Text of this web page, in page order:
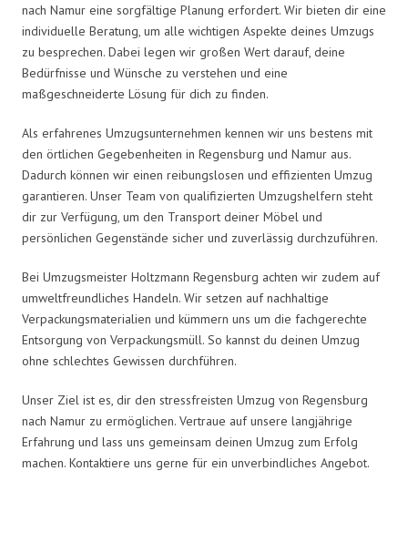
nach Namur eine sorgfältige Planung erfordert. Wir bieten dir eine
individuelle Beratung, um alle wichtigen Aspekte deines Umzugs
zu besprechen. Dabei legen wir großen Wert darauf, deine
Bedürfnisse und Wünsche zu verstehen und eine
maßgeschneiderte Lösung für dich zu finden.
Als erfahrenes Umzugsunternehmen kennen wir uns bestens mit
den örtlichen Gegebenheiten in Regensburg und Namur aus.
Dadurch können wir einen reibungslosen und effizienten Umzug
garantieren. Unser Team von qualifizierten Umzugshelfern steht
dir zur Verfügung, um den Transport deiner Möbel und
persönlichen Gegenstände sicher und zuverlässig durchzuführen.
Bei Umzugsmeister Holtzmann Regensburg achten wir zudem auf
umweltfreundliches Handeln. Wir setzen auf nachhaltige
Verpackungsmaterialien und kümmern uns um die fachgerechte
Entsorgung von Verpackungsmüll. So kannst du deinen Umzug
ohne schlechtes Gewissen durchführen.
Unser Ziel ist es, dir den stressfreisten Umzug von Regensburg
nach Namur zu ermöglichen. Vertraue auf unsere langjährige
Erfahrung und lass uns gemeinsam deinen Umzug zum Erfolg
machen. Kontaktiere uns gerne für ein unverbindliches Angebot.